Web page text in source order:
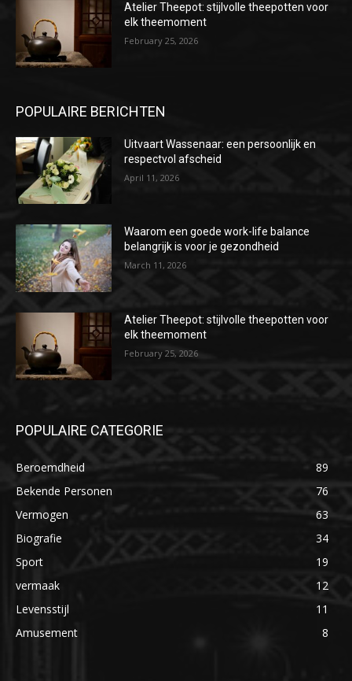
Atelier Theepot: stijlvolle theepotten voor
elk theemoment
February 25, 2026
POPULAIRE BERICHTEN
Uitvaart Wassenaar: een persoonlijk en
respectvol afscheid
April 11, 2026
Waarom een goede work-life balance
belangrijk is voor je gezondheid
March 11, 2026
Atelier Theepot: stijlvolle theepotten voor
elk theemoment
February 25, 2026
POPULAIRE CATEGORIE
Beroemdheid
89
Bekende Personen
76
Vermogen
63
Biografie
34
Sport
19
vermaak
12
Levensstijl
11
Amusement
8